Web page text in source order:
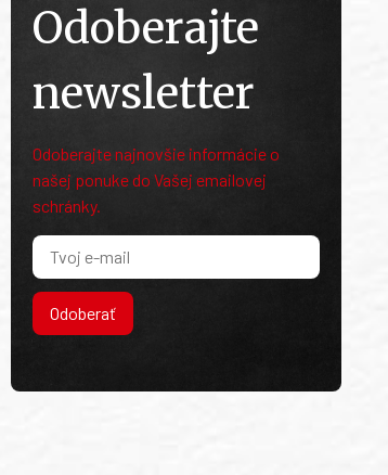
Odoberajte
newsletter
Odoberajte najnovšie informácie o
našej ponuke do Vašej emailovej
schránky.
Odoberať